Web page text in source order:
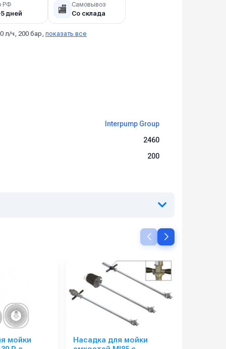
РФ
дней 🏬 Самовывоз
Со склада
л/ч, 200 бар, показать все
Interpump Group
2460
200
мойки
Насадка для мойки